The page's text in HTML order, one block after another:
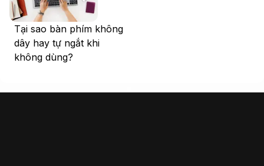
Tại sao bàn phím không
dây hay tự ngắt khi
không dùng?